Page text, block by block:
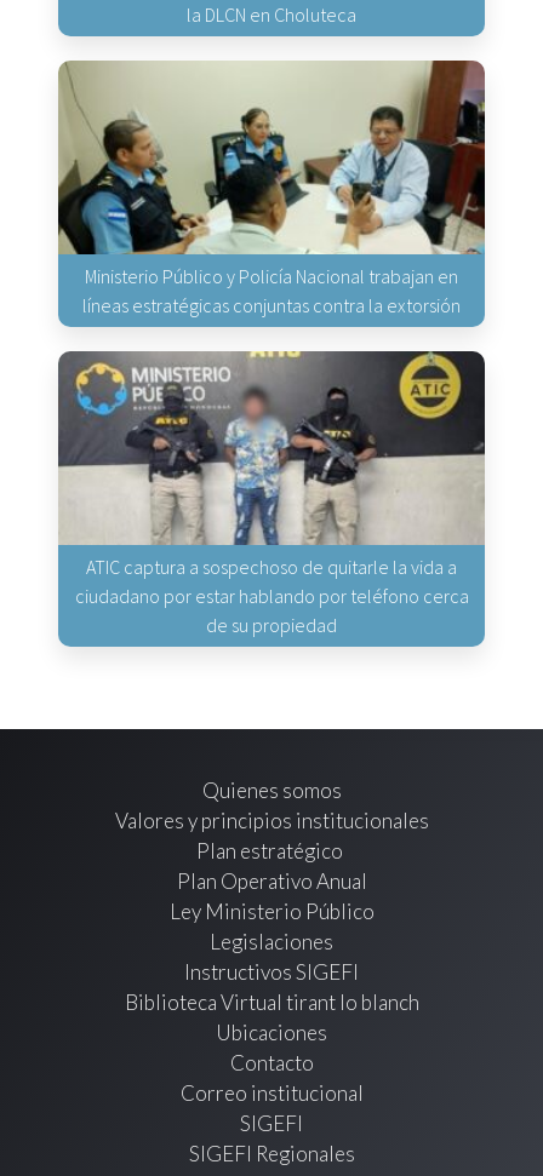
la DLCN en Choluteca
Ministerio Público y Policía Nacional trabajan en
líneas estratégicas conjuntas contra la extorsión
ATIC captura a sospechoso de quitarle la vida a
ciudadano por estar hablando por teléfono cerca
de su propiedad
Quienes somos
Valores y principios institucionales
Plan estratégico
Plan Operativo Anual
Ley Ministerio Público
Legislaciones
Instructivos SIGEFI
Biblioteca Virtual tirant lo blanch
Ubicaciones
Contacto
Correo institucional
SIGEFI
SIGEFI Regionales